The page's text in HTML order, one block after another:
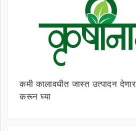
कमी कालावधीत जास्त उत्पादन
करून घ्या